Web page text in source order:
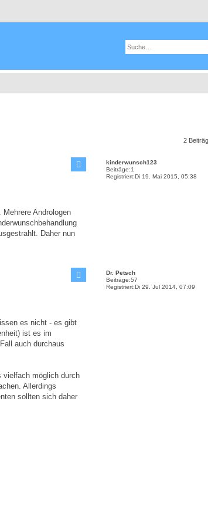
2
kinderwunsch123
Beiträge:1
Registriert:Di 19. Mai 2015, 05:38
Andrologen
Daher nun
Dr. Petsch
Beiträge:57
Registriert:Di 29. Jul 2014, 07:09
es nicht - es gibt
ist es im
auch durchaus
vielfach möglich durch
Allerdings
sollten sich daher